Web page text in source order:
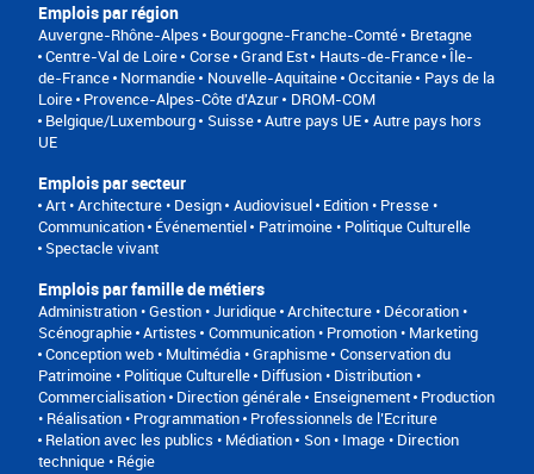
Emplois par région
Auvergne-Rhône-Alpes Bourgogne-Franche-Comté
Bretagne
Centre-Val de Loire Corse Grand Est Hauts-de-France Île-
de-France Normandie Nouvelle-Aquitaine Occitanie
Pays de la
Loire Provence-Alpes-Côte d'Azur
DROM-COM
Belgique/Luxembourg
Suisse Autre pays UE Autre pays hors
UE
Emplois par secteur
Art • Architecture • Design Audiovisuel Edition • Presse •
Communication Événementiel
Patrimoine • Politique Culturelle
Spectacle vivant
Emplois par famille de métiers
Administration • Gestion • Juridique Architecture • Décoration •
Scénographie Artistes
Communication • Promotion • Marketing
Conception web • Multimédia • Graphisme Conservation du
Patrimoine • Politique Culturelle Diffusion • Distribution •
Commercialisation Direction générale Enseignement Production
• Réalisation • Programmation Professionnels de l’Ecriture
Relation avec les publics • Médiation
Son • Image • Direction
technique • Régie